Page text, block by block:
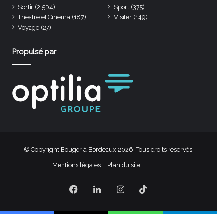
Sortir (2 504) Sport (375)
Théâtre et Cinéma (187) Visiter (149)
Voyage (27)
Propulsé par
© Copyright Bouger à Bordeaux 2026. Tous droits réservés.
Mentions légales Plan du site
Facebook
LinkedinInstagram